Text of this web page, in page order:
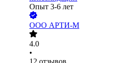
Опыт 3-6 лет
ООО АРТИ-М
4.0
•